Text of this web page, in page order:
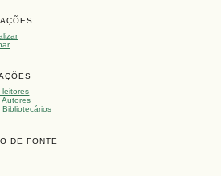
leitores
Autores
Bibliotecários
DE FONTE